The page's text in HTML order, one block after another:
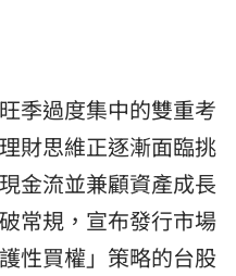
季過度集中的雙重考
財思維正逐漸面臨挑
金流並兼顧資產成長
常規，宣布發行市場
性買權」策略的台股